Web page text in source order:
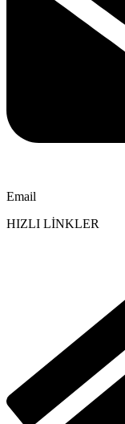
Email
HIZLI LİNKLER